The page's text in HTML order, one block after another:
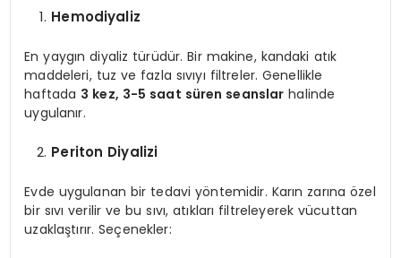
Hemodiyaliz
En yaygın diyaliz türüdür. Bir makine, kandaki atık
maddeleri, tuz ve fazla sıvıyı filtreler. Genellikle
haftada 3 kez, 3-5 saat süren seanslar halinde
uygulanır.
Periton Diyalizi
Evde uygulanan bir tedavi yöntemidir. Karın zarına özel
bir sıvı verilir ve bu sıvı, atıkları filtreleyerek vücuttan
uzaklaştırır. Seçenekler: